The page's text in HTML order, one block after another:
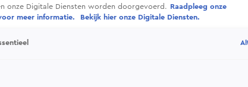
onze Digitale Diensten worden doorgevoerd.
Raadpleeg onze
meer informatie.
Bekijk hier onze Digitale Diensten.